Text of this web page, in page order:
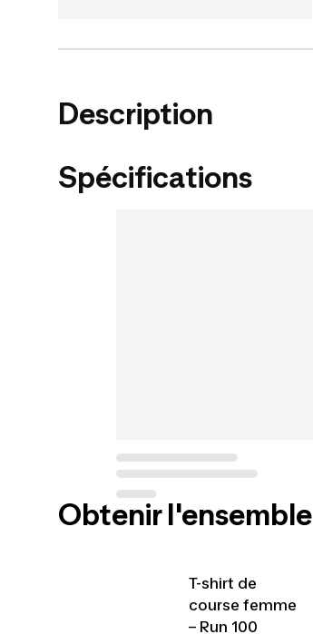
Description
Spécifications
Obtenir l'ensemble
T-shirt de
course femme
– Run 100